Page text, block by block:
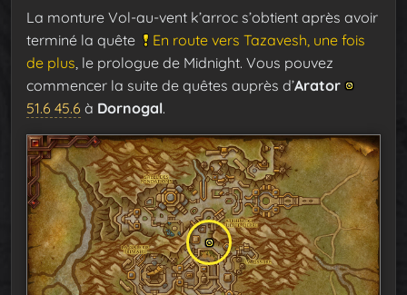
La monture Vol-au-vent k’arroc s’obtient après avoir
terminé la quête
En route vers Tazavesh, une fois
de plus , le prologue de Midnight. Vous pouvez
commencer la suite de quêtes auprès d’Arator
51.6 45.6 à Dornogal.